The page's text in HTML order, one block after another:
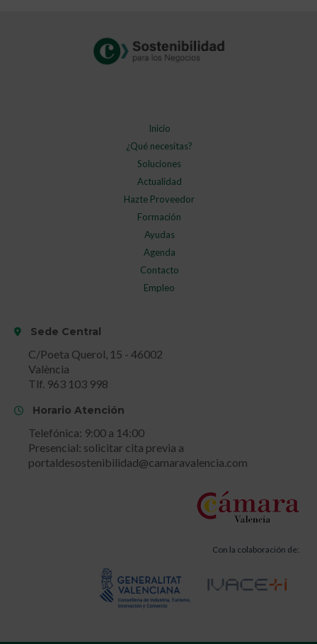
Inicio
¿Qué necesitas?
Soluciones
Actualidad
Hazte Proveedor
Formación
Ayudas
Agenda
Contacto
Empleo
Sede Central
C/Poeta Querol, 15 - 46002
València
Tlf. 963 103 998
Horario Atención
Telefónica: 9:00 a 14:00
Presencial: solicitar cita previa a
portaldesostenibilidad@camaravalencia.com
Con la colaboración de: